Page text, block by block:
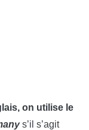
on utilise le
s’il s’agit